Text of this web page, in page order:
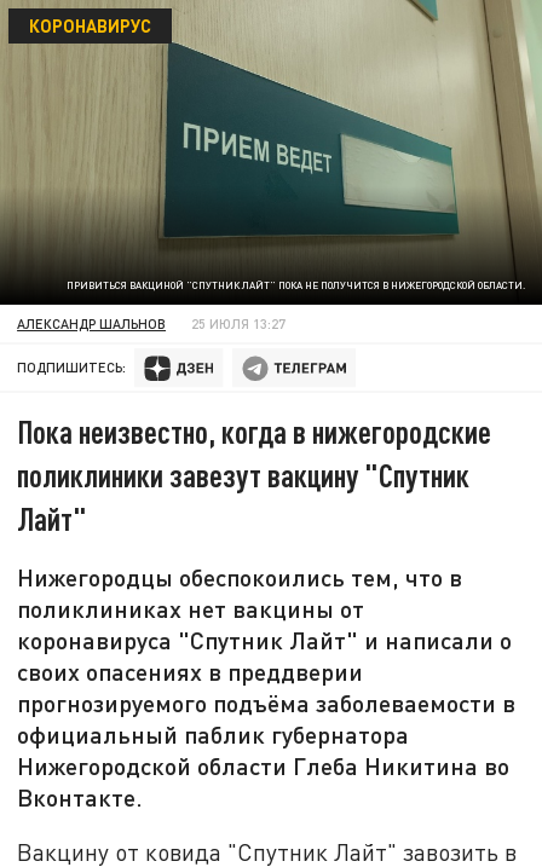
ПРИВИТЬСЯ ВАКЦИНОЙ "СПУТНИК ЛАЙТ" ПОКА НЕ ПОЛУЧИТСЯ В НИЖЕГОРОДСКОЙ ОБЛАСТИ.
КОРОНАВИРУС
АЛЕКСАНДР ШАЛЬНОВ 25 ИЮЛЯ 13:27
ПОДПИШИТЕСЬ:
Пока неизвестно, когда в нижегородские
поликлиники завезут вакцину "Спутник
Лайт"
Нижегородцы обеспокоились тем, что в
поликлиниках нет вакцины от
коронавируса "Спутник Лайт" и написали о
своих опасениях в преддверии
прогнозируемого подъёма заболеваемости в
официальный паблик губернатора
Нижегородской области Глеба Никитина во
Вконтакте.
Вакцину от ковида "Спутник Лайт" завозить в